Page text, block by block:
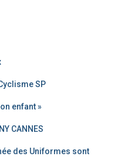
SP
enfant »
CANNES
des Uniformes sont